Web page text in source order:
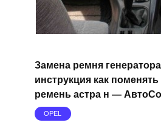
Замена ремня
инструкция как
ремень астра н —
OPEL